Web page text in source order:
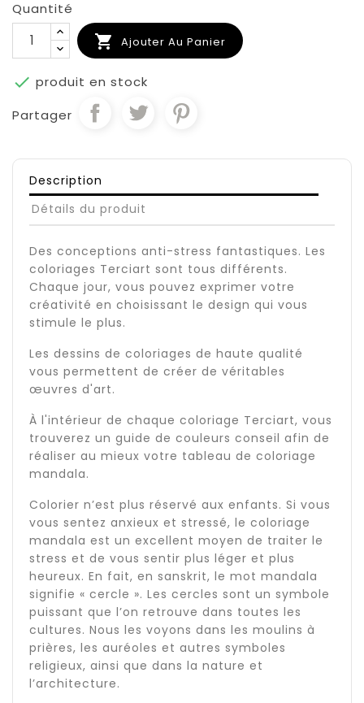
Quantité
 Ajouter Au Panier
 produit en stock
Partager
Description
Détails du produit
Des conceptions anti-stress fantastiques. Les
coloriages Terciart sont tous différents.
Chaque jour, vous pouvez exprimer votre
créativité en choisissant le design qui vous
stimule le plus.
Les dessins de coloriages de haute qualité
vous permettent de créer de véritables
œuvres d'art.
À l'intérieur de chaque coloriage Terciart, vous
trouverez un guide de couleurs conseil afin de
réaliser au mieux votre tableau de coloriage
mandala.
Colorier n’est plus réservé aux enfants. Si vous
vous sentez anxieux et stressé, le coloriage
mandala est un excellent moyen de traiter le
stress et de vous sentir plus léger et plus
heureux. En fait, en sanskrit, le mot mandala
signifie « cercle ». Les cercles sont un symbole
puissant que l’on retrouve dans toutes les
cultures. Nous les voyons dans les moulins à
prières, les auréoles et autres symboles
religieux, ainsi que dans la nature et
l’architecture.